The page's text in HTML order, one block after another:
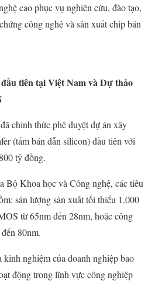
cao phục vụ nghiên cứu, đào tạo,
công nghệ và sản xuất chip bán
tiên tại Việt Nam và Dự thảo
chính thức phê duyệt dự án xây
(tấm bán dẫn silicon) đầu tiên với
tỷ đồng.
Bộ Khoa học và Công nghệ, các tiêu
sản lượng sản xuất tối thiểu 1.000
từ 65nm đến 28nm, hoặc công
80nm.
nghiệm của doanh nghiệp bao
động trong lĩnh vực công nghiệp